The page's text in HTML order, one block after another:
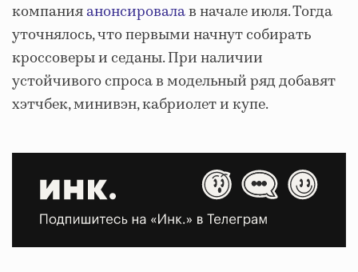
компанияанонсировалав начале июля. Тогда
уточнялось, что первыми начнут собирать
кроссоверы и седаны. При наличии
устойчивого спроса в модельный ряд добавят
хэтчбек, минивэн, кабриолет и купе.